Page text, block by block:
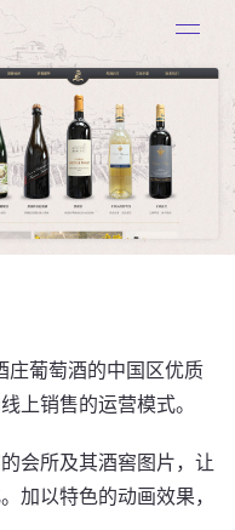
葡萄酒的中国区优质
上销售的运营模式。
会所及其酒窖图片，让
加以特色的动画效果，